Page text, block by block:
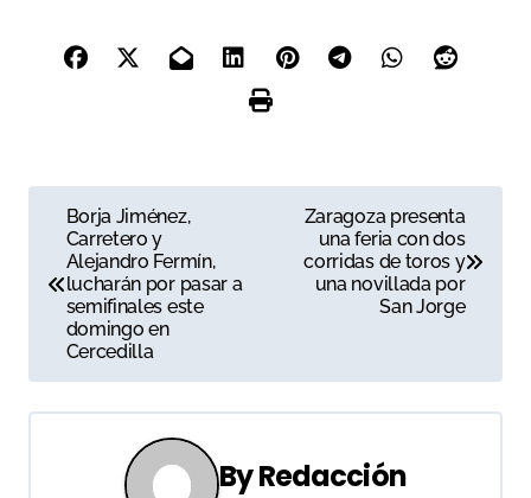
g
Borja Jiménez,
Carretero y
Alejandro Fermín,
lucharán por pasar a
semifinales este
domingo en
Cercedilla
Zaragoza presenta
una feria con dos
corridas de toros y
una novillada por
San Jorge
ByRedacción